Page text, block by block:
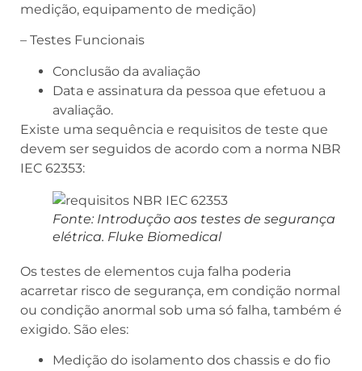
medição, equipamento de medição)
– Testes Funcionais
Conclusão da avaliação
Data e assinatura da pessoa que efetuou a
avaliação.
Existe uma sequência e requisitos de teste que
devem ser seguidos de acordo com a norma NBR
IEC 62353:
Fonte: Introdução aos testes de segurança
elétrica. Fluke Biomedical
Os testes de elementos cuja falha poderia
acarretar risco de segurança, em condição normal
ou condição anormal sob uma só falha, também é
exigido. São eles:
Medição do isolamento dos chassis e do fio